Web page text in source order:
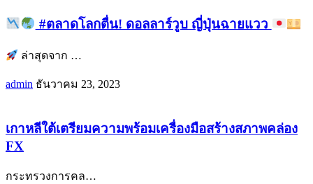
#ตลาดโลกตื่น! ดอลลาร์วูบ ญี่ปุ่นฉายแวว
ล่าสุดจาก …
admin ธันวาคม 23, 2023
เกาหลีใต้เตรียมความพร้อมเครื่องมือสร้างสภาพคล่อง
FX
กระทรวงการคล…